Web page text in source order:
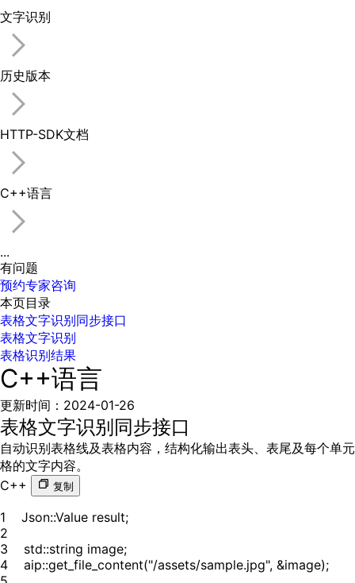
文字识别
历史版本
HTTP-SDK文档
C++语言
...
有问题
预约专家咨询
本页目录
表格文字识别同步接口
表格文字识别
表格识别结果
C++语言
更新时间 ： 2024-01-26
表格文字识别同步接口
自动识别表格线及表格内容，结构化输出表头、表尾及每个单元
格的文字内容。
C++
复制
1
    Json
::Value result;
2
3
    std
::string image;
4
    aip
::get_file_content("/assets/sample.jpg", &image);